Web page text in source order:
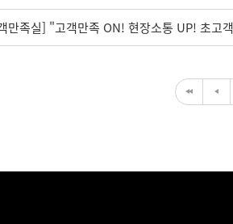
만족실] "고객만족 ON! 현장소통 UP! 초고